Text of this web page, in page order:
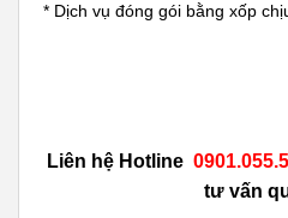
* Dịch vụ đóng gói bằng xốp
Liên hệ Hotline
tư vấn